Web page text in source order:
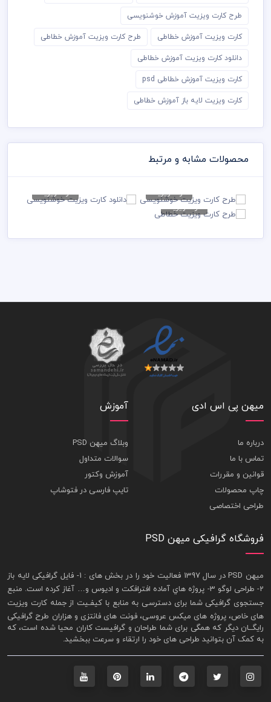
طرح کارت ویزیت آموزش خوشنویسی
کارت ویزیت آموزش خطاطی طرح کارت ویزیت آموزش خطاطی
دانلود کارت ویزیت آموزش خطاطی
کارت ویزیت آموزش خطاطی psd
کارت ویزیت لایه باز آموزش خطاطی
محصولات مشابه و مرتبط
طرح کارت ویزیت
خوشنویسی
79,000 تومان
کارت ویزیت
دانلود کارت ویزیت
کارت ویزیت
طرح کارت ویزیت خطاطی
کارت ویزیت
میهن پی اس ادی
درباره ما
تماس با ما
قوانین و مقررات
چاپ محصولات
طراحی اختصاصی
آموزش
وبلاگ میهن PSD
سوالات متداول
آموزش وکتور
تایپ فارسی در فتوشاپ
فروشگاه گرافیکی میهن PSD
ميهن PSD در سال 1397 فعاليت خود را در بخش های : 1-
فايل گرافيکی لايه باز
2- طراحی لوگو 3- پروژه هاي آماده افترافکت و اديوس و… آغاز کرده است. منبع
جستجوی گرافيکی شما برای دسترسی به منابع با کيفـيت از جملهکارت ويزيت
های خاص، پروژه های ميکس عروسی، فونت های فانتزی و هزاران طرح گرافیکی
رايگــان ديگر که همگی برای شما طراحان و گرافيست کاران محيا شده است، که
به کمک آن بتوانيد طراحی های خود را ارتقاء و سرعت ببخشيد.